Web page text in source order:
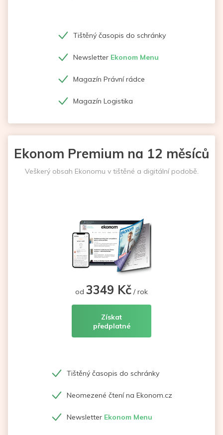
Tištěný časopis do schránky
Newsletter Ekonom Menu
Magazín Právní rádce
Magazín Logistika
Ekonom Premium na 12 měsíců
Veškerý obsah Ekonomu v tištěné a digitální podobě.
od 3349 Kč / rok
Získat
předplatné
Tištěný časopis do schránky
Neomezené čtení na Ekonom.cz
Newsletter Ekonom Menu